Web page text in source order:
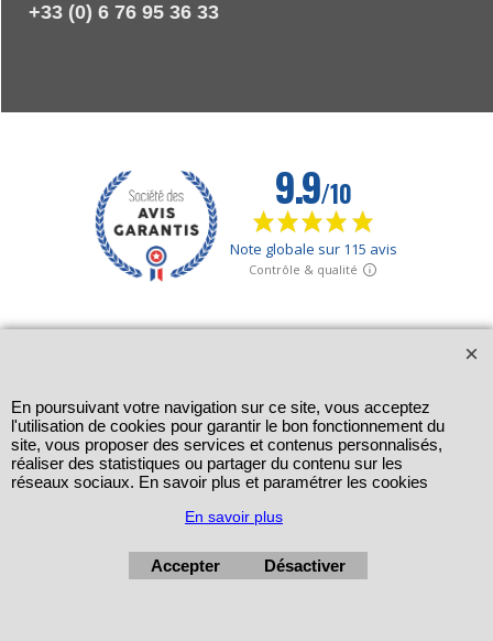
+33 (0) 6 76 95 36 33
En poursuivant votre navigation sur ce site, vous acceptez
l'utilisation de cookies pour garantir le bon fonctionnement du
site, vous proposer des services et contenus personnalisés,
réaliser des statistiques ou partager du contenu sur les
réseaux sociaux. En savoir plus et paramétrer les cookies
En savoir plus
Accepter Désactiver